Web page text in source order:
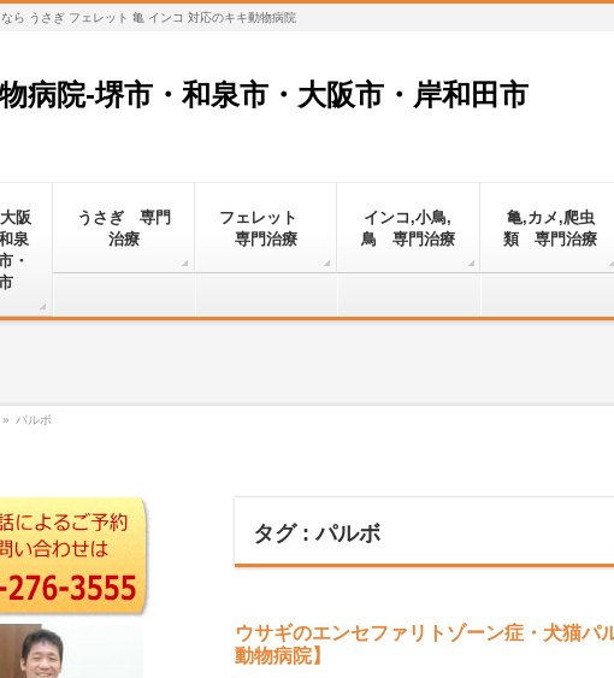
ら うさぎ フェレット 亀 インコ 対応のキキ動物病院
病院-堺市・和泉市・大阪市・岸和田市
阪
泉
・
うさぎ 専門
治療
フェレット
専門治療
インコ,小鳥,
鳥 専門治療
亀,カメ,爬虫
類 専門治療
» パルボ
タグ : パルボ
ウサギのエンセファリトゾーン症・犬猫
動物病院】